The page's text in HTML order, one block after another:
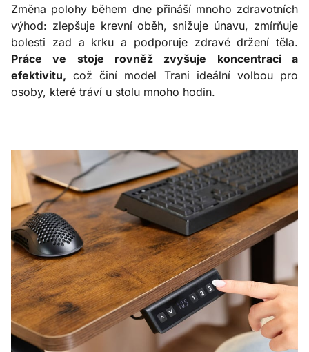
Změna polohy během dne přináší mnoho zdravotních
výhod: zlepšuje krevní oběh, snižuje únavu, zmírňuje
bolesti zad a krku a podporuje zdravé držení těla.
Práce ve stoje rovněž zvyšuje koncentraci a
efektivitu, což činí model Trani ideální volbou pro
osoby, které tráví u stolu mnoho hodin.